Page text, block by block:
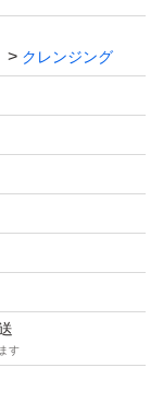
更を＋料金で可
対応させていた
り擦り傷などが
クレンジング
す